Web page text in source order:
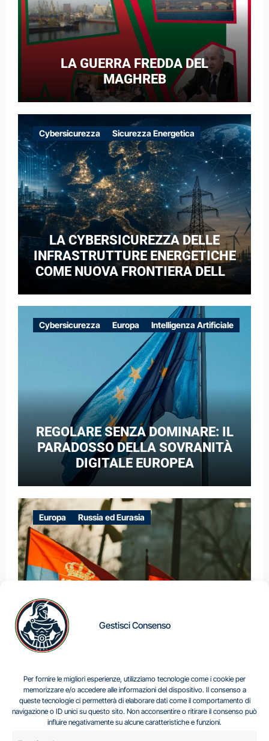
Gestisci Consenso
Per fornire le migliori esperienze, utilizziamo tecnologie come i cookie per
memorizzare e/o accedere alle informazioni del dispositivo. Il consenso a
queste tecnologie ci permetterà di elaborare dati come il comportamento di
navigazione o ID unici su questo sito. Non acconsentire o ritirare il consenso può
influire negativamente su alcune caratteristiche e funzioni.
LA GUERRA FREDDA DEL
MAGHREB
Cybersicurezza Sicurezza Energetica
LA CYBERSICUREZZA DELLE
INFRASTRUTTURE ENERGETICHE
COME NUOVA FRONTIERA DELLA
CASO DELLE RETI ELETTRICHE
EUROPEE NEL CONTESTO DELLA
GUERRA IBRIDA
Cybersicurezza Europa Intelligenza Artificiale
REGOLARE SENZA DOMINARE: IL
PARADOSSO DELLA SOVRANITÀ
DIGITALE EUROPEA
Europa Russia ed Eurasia
Centro Analisi e Studi Italus © Tutti i diritti riservati